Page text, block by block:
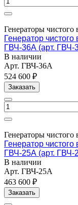
Генераторы чистого
Генератор
ГВЧ-36А (арт. ГВЧ-
В наличии
Арт. ГВЧ-36А
524 600 ₽
Заказать
Генераторы чистого
Генератор
ГВЧ-25А (арт. ГВЧ-
В наличии
Арт. ГВЧ-25А
463 600 ₽
Заказать